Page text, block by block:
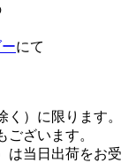
にて
）に限ります。
ざいます。
は当日出荷をお受